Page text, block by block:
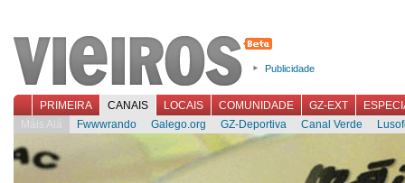
Publicidade
PRIMEIRA CANAIS LOCAIS COMUNIDADE GZ-EXT
Máis Alá
Fwwwrando Galego.org GZ-Deportiva Canal Verde